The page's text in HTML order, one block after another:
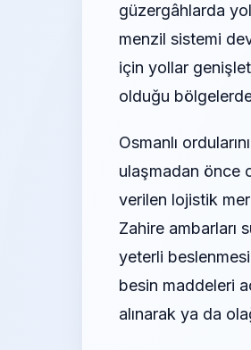
güzergâhlarda
menzil sistemi
için yollar
olduğu bölgelerde
Osmanlı
ulaşmadan önce
verilen lojistik
Zahire ambarları
yeterli
besin maddeleri
alınarak ya da